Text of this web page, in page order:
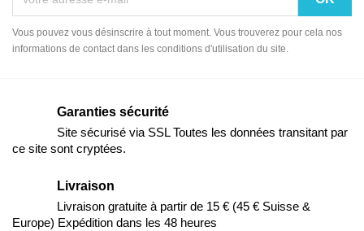
Vous pouvez vous désinscrire à tout moment. Vous trouverez pour cela nos
informations de contact dans les conditions d'utilisation du site.
Garanties sécurité
Site sécurisé via SSL Toutes les données transitant par
ce site sont cryptées.
Livraison
Livraison gratuite à partir de 15 € (45 € Suisse &
Europe) Expédition dans les 48 heures